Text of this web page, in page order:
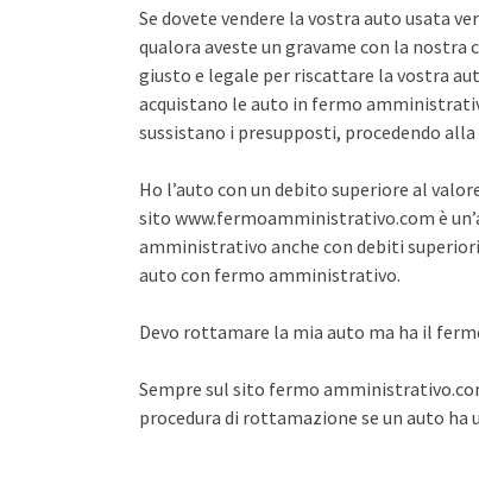
Se dovete vendere la vostra auto usata
qualora aveste un gravame con la nostra
giusto e legale per riscattare la vostra
acquistano le auto in fermo
sussistano i presupposti, procedendo
Ho l’auto con un debito superiore al
sito www.fermoamministrativo.com è
amministrativo anche con debiti
auto con fermo amministrativo.
Devo rottamare la mia auto ma ha il
Sempre sul sito fermo
procedura di rottamazione se un auto